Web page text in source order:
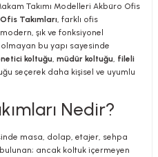
Takımı Modelleri Akbüro Ofis
Takımları , farklı ofis
şık ve fonksiyonel
bu yapı sayesinde
koltuğu müdür koltuğu fileli
seçerek daha kişisel ve uyumlu
Nedir?
masa, dolap, etajer, sehpa
ancak koltuk içermeyen